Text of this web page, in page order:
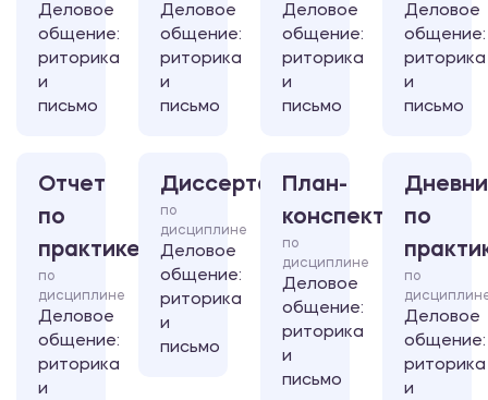
Деловое
общение:
риторика
и
письмо
Деловое
общение:
риторика
и
письмо
Деловое
общение:
риторика
и
письмо
Деловое
общение:
риторика
и
письмо
Отчет
по
практике
по
дисциплине
Деловое
общение:
риторика
и
Диссертация
по
дисциплине
Деловое
общение:
риторика
и
письмо
План-
конспект
по
дисциплине
Деловое
общение:
риторика
и
письмо
по
по
Деловое
общение:
риторика
и